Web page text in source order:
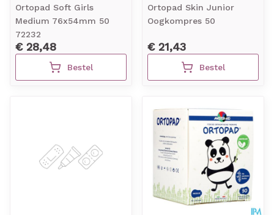
Ortopad Soft Girls
Medium 76x54mm 50
72232
€ 28,48
Bestel
Ortopad Skin Junior
Oogkompres 50
€ 21,43
Bestel